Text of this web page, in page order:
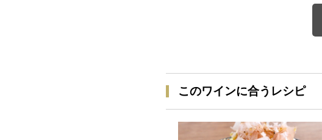
このワインに合うレシピ